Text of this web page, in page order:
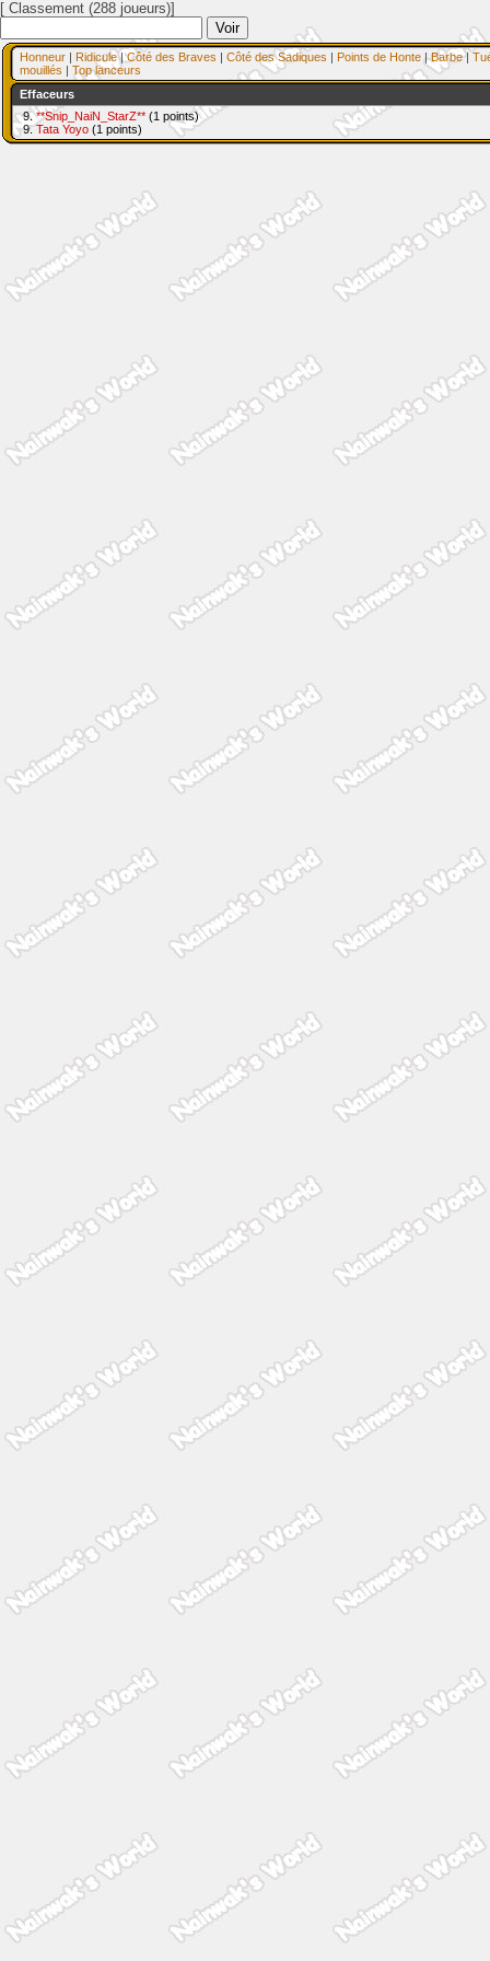
[ Classement (288 joueurs)]
Honneur | Ridicule|Côté des Braves | Côté des Sadiques | Points de Honte |Barbe|
mouillés | Top lanceurs
Effaceurs
9.**Snip_NaiN_StarZ** (1 points)
9.Tata Yoyo (1 points)